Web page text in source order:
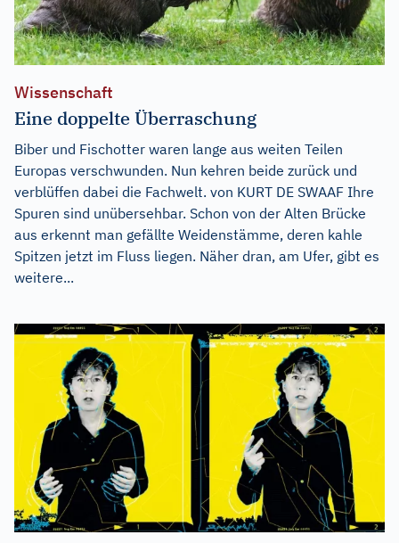
Wissenschaft
Eine doppelte Überraschung
Biber und Fischotter waren lange aus weiten Teilen
Europas verschwunden. Nun kehren beide zurück und
verblüffen dabei die Fachwelt. von KURT DE SWAAF Ihre
Spuren sind unübersehbar. Schon von der Alten Brücke
aus erkennt man gefällte Weidenstämme, deren kahle
Spitzen jetzt im Fluss liegen. Näher dran, am Ufer, gibt es
weitere...